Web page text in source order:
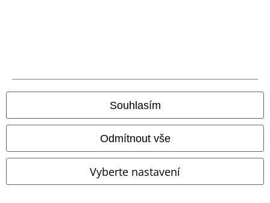
Souhlasím
Odmítnout vše
Vyberte nastavení
Objednejte si dárkový poukaz